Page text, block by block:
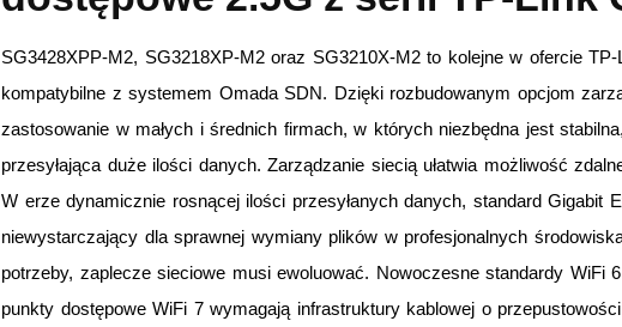
SG3428XPP-M2, SG3218XP-M2 oraz SG3210X-M2 to kolejne w ofercie TP-
kompatybilne z systemem Omada SDN. Dzięki rozbudowanym opcjom
zastosowanie w małych i średnich firmach, w których niezbędna jest
przesyłająca duże ilości danych. Zarządzanie siecią ułatwia możliwość
W erze dynamicznie rosnącej ilości przesyłanych danych, standard Gigabit
niewystarczający dla sprawnej wymiany plików w profesjonalnych
potrzeby, zaplecze sieciowe musi ewoluować. Nowoczesne standardy WiFi
punkty dostępowe WiFi 7 wymagają infrastruktury kablowej o